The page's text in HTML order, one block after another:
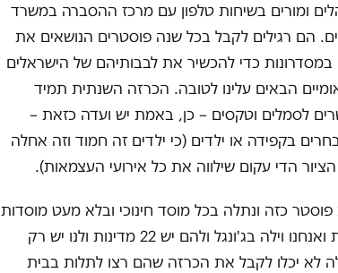
ומורים בשיחות טלפון עם מרכז ההסברה במשרד
הם רגילים לקבל בכל שנה פוסטרים הנושאים את
כדי להכשיר את לבבותיהם של הישראלים
הבאים עלינו לטובה. הכרזה השנתית תמיד
לסמלים וטקסים – כן, באמת יש ועדה כזאת –
בקפידה או ילדים (כי ילדים זה חמוד וזה אחלה
הדי עקום שילווה את כל אירועי העצמאות).
בכל שנה מאז 1949 יצא פוסטר כזה ונתלה בכל מוסד חינוכי ובלא מעט מוסדות
אחרים כי עמישראל חי ואסור להשוות ואנחנו וילה בג'ונגל ולהם יש 22 מדינות ולנו יש רק
לא יכלו לקבל את הכרזה שהם רצו לתלות בבית